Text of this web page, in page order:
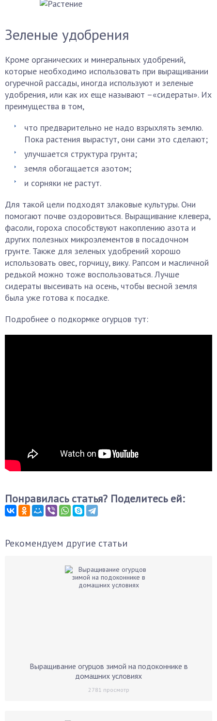
Зеленые удобрения
Кроме органических и минеральных удобрений,
которые необходимо использовать при выращивании
огуречной рассады, иногда используют и зеленые
удобрения, или как их еще называют –«сидераты». Их
преимущества в том,
что предварительно не надо взрыхлять землю.
Пока растения вырастут, они сами это сделают;
улучшается структура грунта;
земля обогащается азотом;
и сорняки не растут.
Для такой цели подходят злаковые культуры. Они
помогают почве оздоровиться. Выращивание клевера,
фасоли, гороха способствуют накоплению азота и
других полезных микроэлементов в посадочном
грунте. Также для зеленых удобрений хорошо
использовать овес, горчицу, вику. Рапсом и масличной
редькой можно тоже воспользоваться. Лучше
сидераты высеивать на осень, чтобы весной земля
была уже готова к посадке.
Подробнее о подкормке огурцов тут:
Понравилась статья? Поделитесь ей:
Рекомендуем другие статьи
Выращивание огурцов зимой на подоконнике в
домашних условиях
2781 просмотр